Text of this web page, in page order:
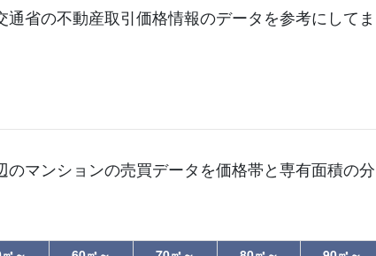
省の不動産取引価格情報のデータを参考にしてま
マンションの売買データを価格帯と専有面積の分